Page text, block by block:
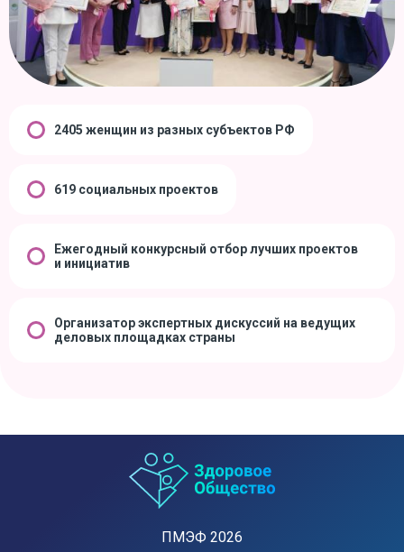
2405 женщин из разных субъектов РФ
619 социальных проектов
Ежегодный конкурсный отбор лучших проектов
и инициатив
Организатор экспертных дискуссий на ведущих
деловых площадках страны
ПМЭФ 2026